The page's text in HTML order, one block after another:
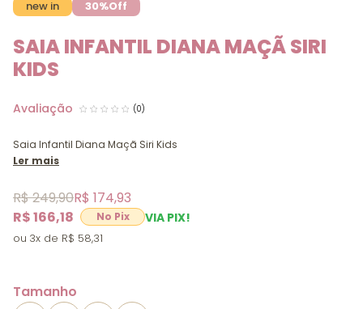
new in 30%Off
SAIA INFANTIL DIANA MAÇÃ SIRI
KIDS
(0)
Saia Infantil Diana Maçã Siri Kids
Ler mais
R$ 166,18 VIA PIX!
R$ 249,90R$ 174,93
3x R$ 58,31
Tamanho